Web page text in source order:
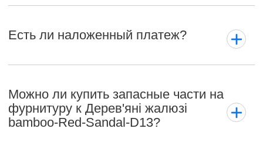
Есть ли наложенный платеж?
Можно ли купить запасные части на
фурнитуру к Дерев'яні жалюзі
bamboo-Red-Sandal-D13?